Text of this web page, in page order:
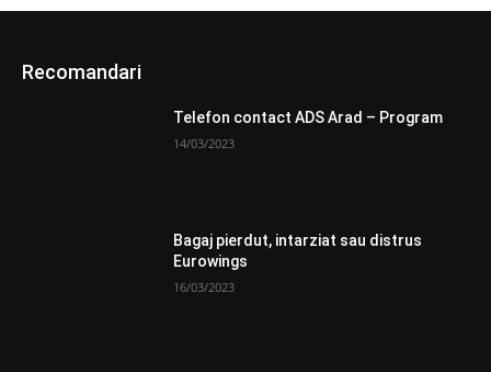
Recomandari
Telefon contact ADS Arad – Program
14/03/2023
Bagaj pierdut, intarziat sau distrus
Eurowings
16/03/2023